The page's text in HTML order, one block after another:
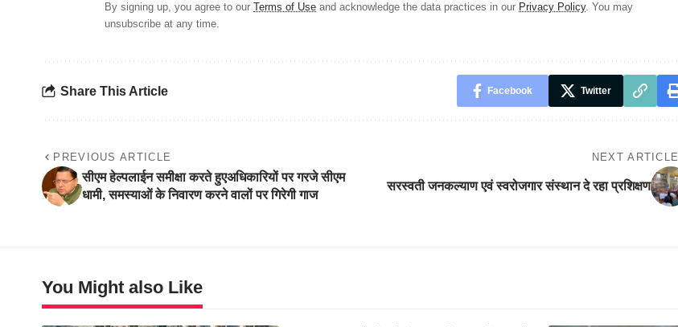
By signing up, you agree to our Terms of Use and acknowledge the data practices in our Privacy Policy. You may
unsubscribe at any time.
Share This Article Facebook Twitter
PREVIOUS ARTICLE
सीएम हेल्पलाईन समीक्षा करते हुएअधिकारियों पर गरजे सीएम
धामी, समस्याओं के निवारण करने वालों पर गिरेगी गाज
NEXT ARTICLE
सरस्वती जनकल्याण एवं स्वरोजगार संस्थान दे रहा प्रशिक्षण
You Might also Like